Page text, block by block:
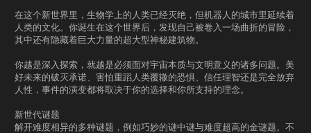
在这个新世界里，生物学上的人类已经灭绝，但机器人的城市里延续着
人类的文化。你诞生在这个世界后，发现自己被卷入一场曲折的冒险，
其中还有隐藏着巨大力量的超大型神秘建筑物。
你越是深入探索，就越是必须面对宇宙本质与文明意义的诸多问题。美
好未来的破灭承诺、害怕重蹈人类覆辙的恐惧、信任理智还是完全放弃
人性，事件的演变都将取决于你的选择和你所支持的理念。
新世代谜题
解开难度相异的多种谜题，例如巧妙的谜中谜与难度超高的金谜题。不